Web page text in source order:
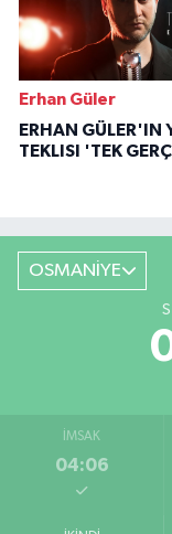
Erhan Güler
ERHAN GÜLER'IN
TEKLISI 'TEK
OSMANİYE
İMSAK
04:06